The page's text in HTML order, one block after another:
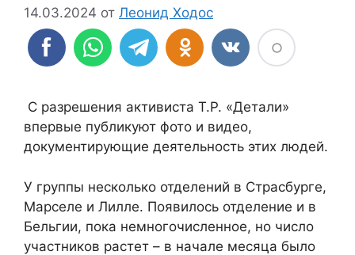
14.03.2024 от Леонид Ходос
С разрешения активиста Т.Р. «Детали»
впервые публикуют фото и видео,
документирующие деятельность этих людей.
У группы несколько отделений в Страсбурге,
Марселе и Лилле. Появилось отделение и в
Бельгии, пока немногочисленное, но число
участников растет – в начале месяца было